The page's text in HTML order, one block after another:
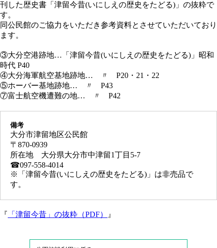
刊した歴史書「津留今昔(いにしえの歴史をたどる)」の抜粋で
す。
同公民館のご協力をいただき参考資料とさせていただいており
ます。
③大分空港跡地…「津留今昔(いにしえの歴史をたどる)」昭和
時代 P40
④大分海軍航空基地跡地… 〃 P20・21・22
⑤ホーバー基地跡地… 〃 P43
⑦富士航空機遭難の地… 〃 P42
備考
大分市津留地区公民館
〒870-0939
所在地 大分県大分市中津留1丁目5-7
☎097-558-4014
※「津留今昔(いにしえの歴史をたどる)」は非売品で
す。
『 「津留今昔」の抜粋（PDF） 』